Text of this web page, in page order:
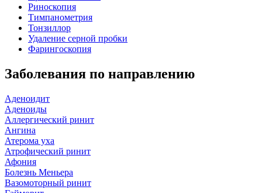
Риноскопия
Тимпанометрия
Тонзиллор
Удаление серной пробки
Фарингоскопия
Заболевания по направлению
Аденоидит
Аденоиды
Аллергический ринит
Ангина
Атерома уха
Атрофический ринит
Афония
Болезнь Меньера
Вазомоторный ринит